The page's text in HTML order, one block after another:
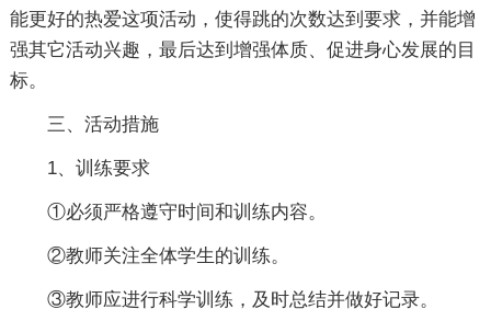
能更好的热爱这项活动，使得跳的次数达到要求，并能增
强其它活动兴趣，最后达到增强体质、促进身心发展的目
标。
三、活动措施
1、训练要求
①必须严格遵守时间和训练内容。
②教师关注全体学生的训练。
③教师应进行科学训练，及时总结并做好记录。